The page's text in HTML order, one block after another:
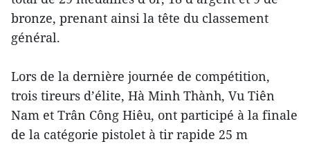
bronze, prenant ainsi la tête du classement
général.
Lors de la dernière journée de compétition,
trois tireurs d’élite, Hà Minh Thành, Vu Tiên
Nam et Trân Công Hiêu, ont participé à la finale
de la catégorie pistolet à tir rapide 25 m